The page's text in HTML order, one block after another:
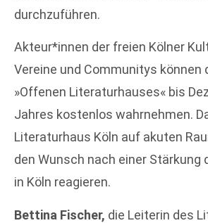
durchzuführen.
Akteur*innen der freien Kölner
Vereine und Communitys können
»Offenen Literaturhauses« bis
Jahres kostenlos wahrnehmen.
Literaturhaus Köln auf akuten
den Wunsch nach einer Stärkung
in Köln reagieren.
Bettina Fischer, die Leiterin des